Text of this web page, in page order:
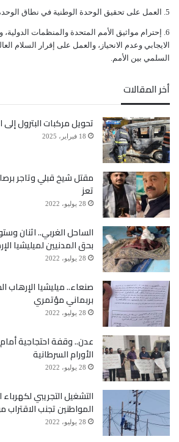
ﺍﻟﻌﻤﻞ ﻋﻠﻰ ﺗﺤﻘﻴﻖ ﺍﻟﻮﺣﺪﺓ ﺍﻟﻮﻃﻨﻴﺔ ﻓﻲ ﻧﻄﺎﻕ ﺍﻟﻮﺣﺪﺓ
ﺇﺣﺘﺮﺍﻡ ﻣﻮﺍﺛﻴﻖ الأﻣﻢ ﺍﻟﻤﺘﺤﺪﺓ ﻭﺍﻟﻤﻨﻈﻤﺎﺕ ﺍﻟﺪﻭﻟﻴﺔ،
ﺍﻻﻳﺠﺎﺑﻲ ﻭﻋﺪﻡ ﺍﻻﻧﺤﻴﺎﺯ، ﻭﺍﻟﻌﻤﻞ ﻋﻠﻰ ﺇﻗﺮﺍﺭ ﺍﻟﺴﻼﻡ
ﺍﻟﺴﻠﻤﻲ ﺑﻴﻦ ﺍﻷﻣﻢ.
أخر المقالات
تحويل مركبات البترول إلى
18 فبراير، 2025
مقتل شيخ قبلي وتاجر
تعز
28 يوليو، 2022
الساحل الغربي.. اثنان
بحق المدنيين لميليشيا
28 يوليو، 2022
صنعاء.. ميليشيا
بربماني مؤتمري
28 يوليو، 2022
عدن.. وقفة احتجاجية
الأورام السرطانية
28 يوليو، 2022
التشغيل التجريبي
المواطنين تجنب
28 يوليو، 2022